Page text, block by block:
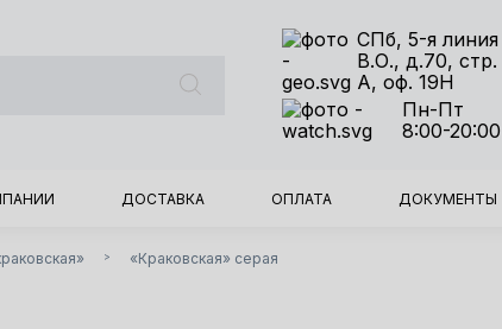
СПб, 5-я линия
В.О., д.70, стр.
А, оф. 19Н
Пн-Пт
8:00-20:00
ДОСТАВКА ОПЛАТА ДОКУМЕНТЫ
> «Краковская» серая